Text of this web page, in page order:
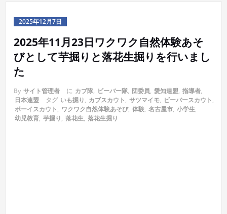
2025年12月7日
2025年11月23日ワクワク自然体験あそ
びとして芋掘りと落花生掘りを行いまし
た
By サイト管理者 に カブ隊, ビーバー隊, 団委員, 愛知連盟, 指導者,
日本連盟
タグ いも掘り, カブスカウト, サツマイモ, ビーバースカウト,
ボーイスカウト, ワクワク自然体験あそび, 体験, 名古屋市, 小学生,
幼児教育, 芋掘り, 落花生, 落花生掘り